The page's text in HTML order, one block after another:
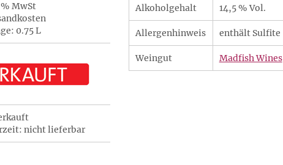
MwSt
0.75 L
nicht lieferbar
Alkoholgehalt 14,5 % Vol.
Allergenhinweis enthält Sulfite
Weingut Madfish Wines